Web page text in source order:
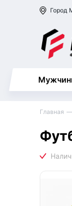
Город
Главная